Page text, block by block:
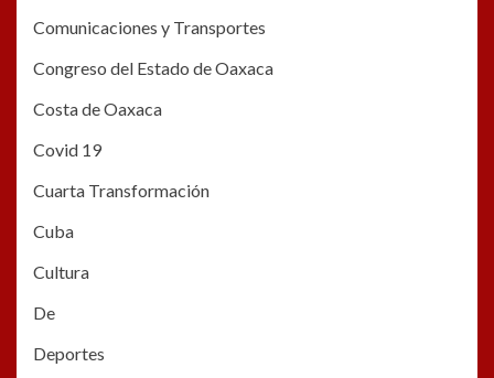
Comunicaciones y Transportes
Congreso del Estado de Oaxaca
Costa de Oaxaca
Covid 19
Cuarta Transformación
Cuba
Cultura
De
Deportes